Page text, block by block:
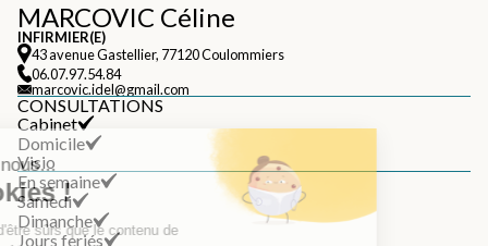
MARCOVIC Céline
INFIRMIER(E)
43 avenue Gastellier, 77120 Coulommiers
06.07.97.54.84
marcovic.idel@gmail.com
CONSULTATIONS
Cabinet
Domicile
Visio
En semaine
Samedi
Dimanche
Jours feriés